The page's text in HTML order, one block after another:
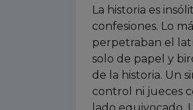
La historia es
confesiones. Lo
perpetraban el
solo de papel y
de la historia. Un
control ni jueces